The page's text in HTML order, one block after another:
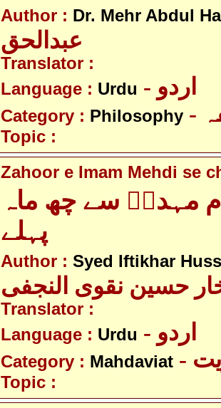
Author : Dr. Mehr Abdul
عبدالحق
Translator :
Language : Urdu - اردو
Category : Philosophy
Topic :
Zahoor e Imam Mehdi se
مہدیؑ سے چھ ماہ
پہلے
Author : Syed Iftikhar
حسین نقوی النجفی
Translator :
Language : Urdu - اردو
Category : Mahdaviat
Topic :